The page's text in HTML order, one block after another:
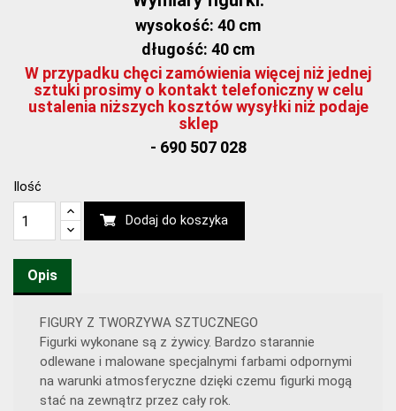
wysokość: 40 cm
długość: 40 cm
W przypadku chęci zamówienia więcej niż jednej
sztuki prosimy o kontakt telefoniczny w celu
ustalenia niższych kosztów wysyłki niż podaje
sklep
- 690 507 028
Ilość
Dodaj do koszyka
Opis
FIGURY Z TWORZYWA SZTUCZNEGO
Figurki wykonane są z żywicy. Bardzo starannie
odlewane i malowane specjalnymi farbami odpornymi
na warunki atmosferyczne dzięki czemu figurki mogą
stać na zewnątrz przez cały rok.